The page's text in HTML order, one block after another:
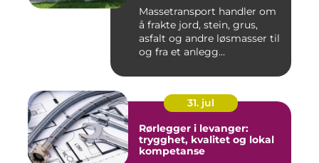
Massetransport handler om
å frakte jord, stein, grus,
asfalt og andre løsmasser til
og fra et anlegg...
31. jul
Rørlegger i levanger:
trygghet, kvalitet og lokal
kompetanse